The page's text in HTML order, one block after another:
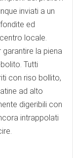
inviati a un
ed
locale.
garantire la piena
Tutti
con riso bollito,
ad alto
digeribili con
intrappolati